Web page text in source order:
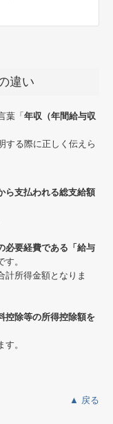
違い
葉「年収（年間給与収
する際に正しく伝えら
ら支払われる総支給額
必要経費である「給与
。
計所得金額となりま
控除等の所得控除額を
。
▲ 戻る